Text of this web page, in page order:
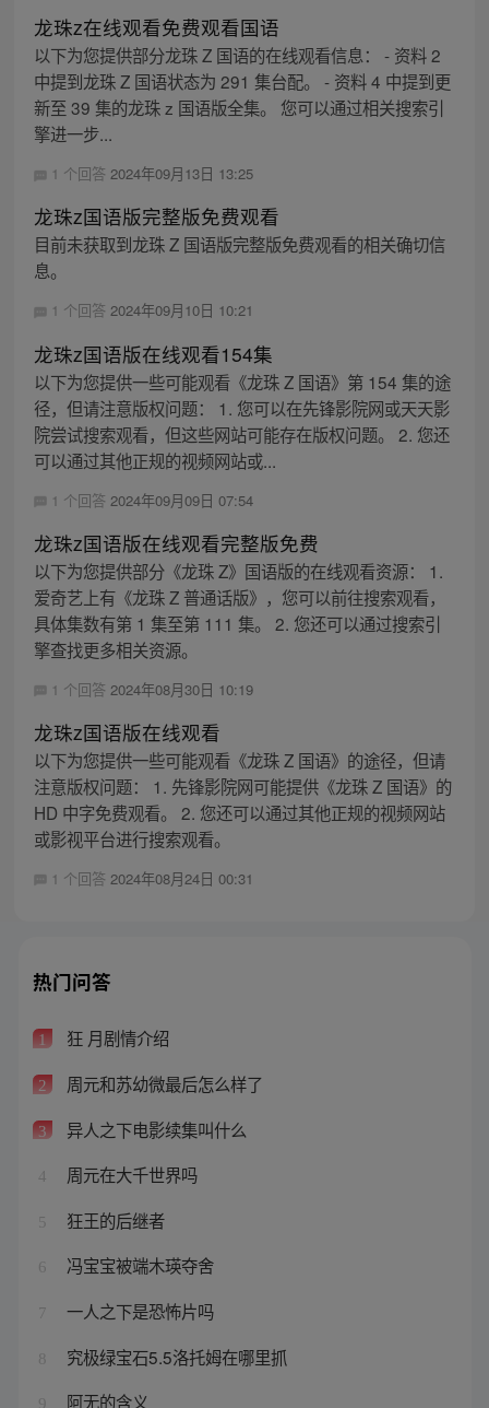
龙珠z在线观看免费观看国语
以下为您提供部分龙珠 Z 国语的在线观看信息： - 资料 2
中提到龙珠 Z 国语状态为 291 集台配。 - 资料 4 中提到更
新至 39 集的龙珠 z 国语版全集。 您可以通过相关搜索引
擎进一步...
1 个回答 2024年09月13日 13:25
龙珠z国语版完整版免费观看
目前未获取到龙珠 Z 国语版完整版免费观看的相关确切信
息。
1 个回答 2024年09月10日 10:21
龙珠z国语版在线观看154集
以下为您提供一些可能观看《龙珠 Z 国语》第 154 集的途
径，但请注意版权问题： 1. 您可以在先锋影院网或天天影
院尝试搜索观看，但这些网站可能存在版权问题。 2. 您还
可以通过其他正规的视频网站或...
1 个回答 2024年09月09日 07:54
龙珠z国语版在线观看完整版免费
以下为您提供部分《龙珠 Z》国语版的在线观看资源： 1.
爱奇艺上有《龙珠 Z 普通话版》，您可以前往搜索观看，
具体集数有第 1 集至第 111 集。 2. 您还可以通过搜索引
擎查找更多相关资源。
1 个回答 2024年08月30日 10:19
龙珠z国语版在线观看
以下为您提供一些可能观看《龙珠 Z 国语》的途径，但请
注意版权问题： 1. 先锋影院网可能提供《龙珠 Z 国语》的
HD 中字免费观看。 2. 您还可以通过其他正规的视频网站
或影视平台进行搜索观看。
1 个回答 2024年08月24日 00:31
热门问答
1 狂 月剧情介绍
2 周元和苏幼微最后怎么样了
3 异人之下电影续集叫什么
4 周元在大千世界吗
5 狂王的后继者
6 冯宝宝被端木瑛夺舍
7 一人之下是恐怖片吗
8 究极绿宝石5.5洛托姆在哪里抓
9 阿无的含义